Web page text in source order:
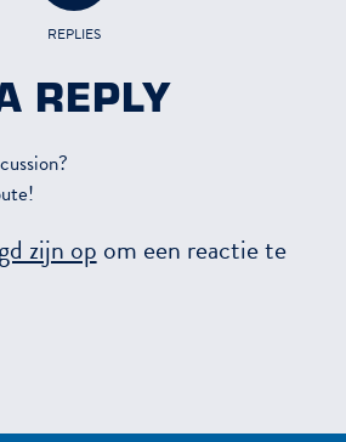
REPLIES
REPLY
zijn op om een reactie te